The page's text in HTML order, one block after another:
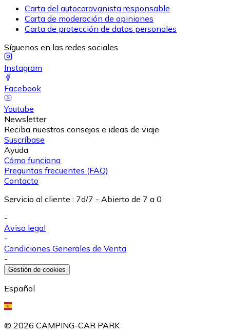
Carta del autocaravanista responsable
Carta de moderación de opiniones
Carta de protección de datos personales
Síguenos en las redes sociales
Instagram
Facebook
Youtube
Newsletter
Reciba nuestros consejos e ideas de viaje
Suscríbase
Ayuda
Cómo funciona
Preguntas frecuentes (FAQ)
Contacto
Servicio al cliente : 7d/7 - Abierto de 7 a 0
-
Aviso legal
-
Condiciones Generales de Venta
-
Gestión de cookies
Español
© 2026 CAMPING-CAR PARK